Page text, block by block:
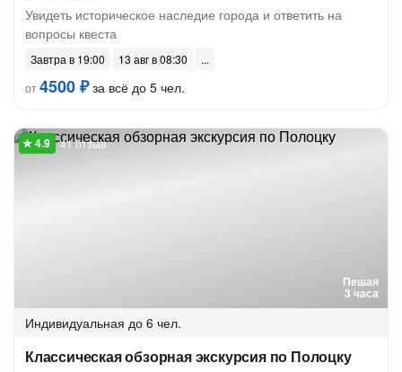
Увидеть историческое наследие города и ответить на
вопросы квеста
Завтра в 19:00
13 авг в 08:30
от4500 ₽за всё до 5 чел.
Пешая
3 часа
41 отзыв
Индивидуальная до 6 чел.
Классическая обзорная экскурсия по Полоцку